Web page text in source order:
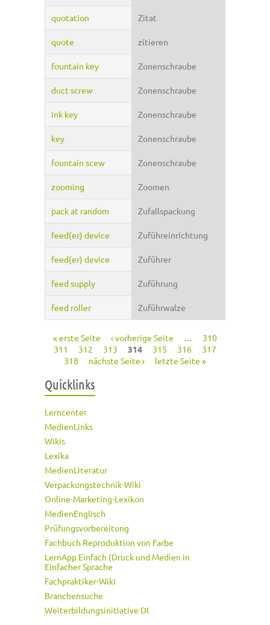
quotation Zitat
quote zitieren
fountain key Zonenschraube
duct screw Zonenschraube
ink key Zonenschraube
key Zonenschraube
fountain scew Zonenschraube
zooming Zoomen
pack at random Zufallspackung
feed(er) device Zuführeinrichtung
feed(er) device Zuführer
feed supply Zuführung
feed roller Zuführwalze
Seiten
« erste Seite ‹ vorherige Seite …
310
311
312 313 314 315 316
317
318
nächste Seite › letzte Seite »
Quicklinks
Lerncenter
MedienLinks
Wikis
Lexika
MedienLiteratur
Verpackungstechnik-Wiki
Online-Marketing-Lexikon
MedienEnglisch
Prüfungsvorbereitung
Fachbuch Reproduktion von Farbe
LernApp Einfach (Druck und Medien in
Einfacher Sprache
Fachpraktiker-Wiki
Branchensuche
Weiterbildungsinitiative DI